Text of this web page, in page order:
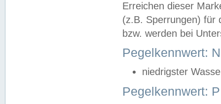
Erreichen dieser
(z.B. Sperrungen) für
bzw. werden bei
Pegelkennwert:
niedrigster
Pegelkennwert: